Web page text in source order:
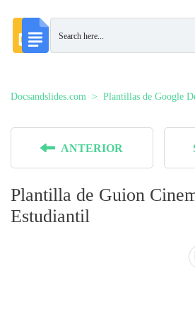
Docsandslides.com Plantillas de Google
ANTERIOR
Plantilla de Guion
Estudiantil